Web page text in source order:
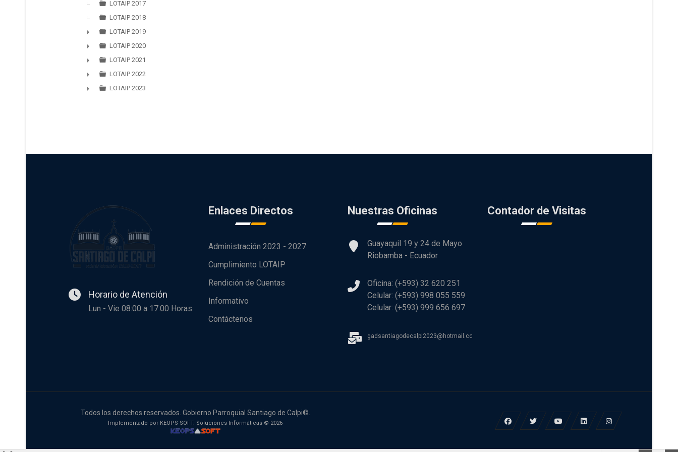
►
LOTAIP 2017
LOTAIP 2018
►
LOTAIP 2019
►
LOTAIP 2020
►
LOTAIP 2021
►
LOTAIP 2022
LOTAIP 2023
Horario de Atención
Lun - Vie 08:00 a 17:00 Horas
Enlaces Directos
Administración 2023 - 2027
Cumplimiento LOTAIP
Rendición de Cuentas
Informativo
Contáctenos
Nuestras Oficinas
Guayaquil 19 y 24 de Mayo
Riobamba - Ecuador
Oficina: (+593) 32 620 251
Celular: (+593) 998 055 559
Celular: (+593) 999 656 697
gadsantiagodecalpi2023@hotmail.com
Contador de Visitas
Todos los derechos reservados. Gobierno Parroquial Santiago de Calpi©.
Implementado por KEOPS SOFT. Soluciones Informáticas © 2026